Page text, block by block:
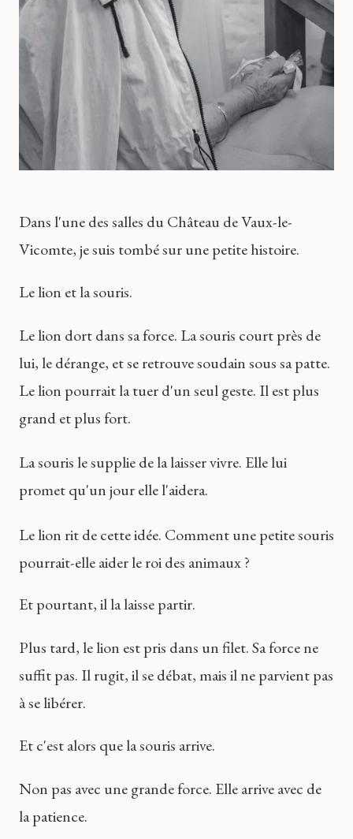
Dans l'une des salles du Château de Vaux-le-
Vicomte, je suis tombé sur une petite histoire.
Le lion et la souris.
Le lion dort dans sa force. La souris court près de
lui, le dérange, et se retrouve soudain sous sa patte.
Le lion pourrait la tuer d'un seul geste. Il est plus
grand et plus fort.
La souris le supplie de la laisser vivre. Elle lui
promet qu'un jour elle l'aidera.
Le lion rit de cette idée. Comment une petite souris
pourrait-elle aider le roi des animaux ?
Et pourtant, il la laisse partir.
Plus tard, le lion est pris dans un filet. Sa force ne
suffit pas. Il rugit, il se débat, mais il ne parvient pas
à se libérer.
Et c'est alors que la souris arrive.
Non pas avec une grande force. Elle arrive avec de
la patience.